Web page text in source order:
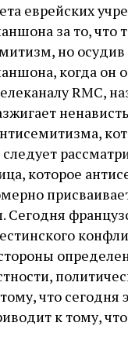
еврейских
за то, что
но осудив
когда он
RMC,
которое
что сегодня
к тому,